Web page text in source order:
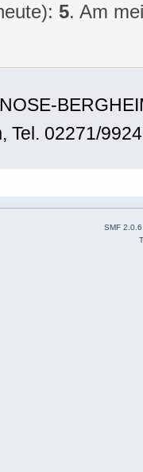
5. Am
Tel. 02271/
SMF 2.0.6